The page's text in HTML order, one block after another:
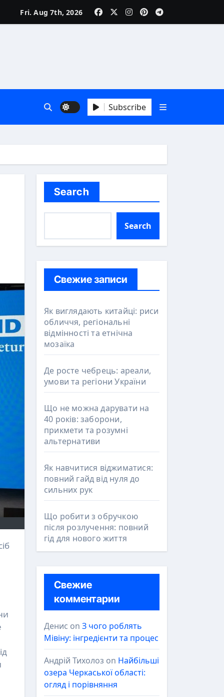
Fri. Aug 7th, 2026
Subscribe
Search
Search
Свежие записи
Як виглядають китайці: риси
обличчя, регіональні
відмінності та етнічна
мозаїка
Де росте чебрець: ареали,
умови та регіони України
Що не можна дарувати на
40 років: заборони,
прикмети та розумні
альтернативи
Як навчитися віджиматися:
повний гайд від нуля до
сильних рук
Що робити з обручкою
після розлучення: повний
гід для нового життя
Свежие
комментарии
Денис on З чого роблять
Мівіну: інгредієнти та процес
Андрій Тихолоз on Найбільші
озера Черкаської області:
огляд і порівняння